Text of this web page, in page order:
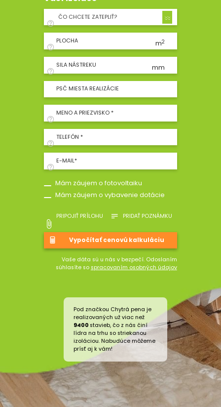
ČO CHCETE ZATEPLIŤ?
PLOCHA m2
SILA NÁSTREKU mm
PSČ MIESTA REALIZÁCIE
MENO A PRIEZVISKO *
TELEFÓN *
E-MAIL*
Mám záujem o fotovoltaiku
Mám záujem o vybavenie dotácie
PRIPOJIŤ PRÍLOHU PRIDAŤ POZNÁMKU
Vaše dáta sú u nás v bezpečí. Odoslaním
súhlasíte so spracovaním osobných údajov
Pod značkou Chytrá pena je
realizovaných už viac než
9400 stavieb, čo z nás činí
lídra na trhu so striekanou
izoláciou. Nabudúce môžeme
prísť aj k vám!